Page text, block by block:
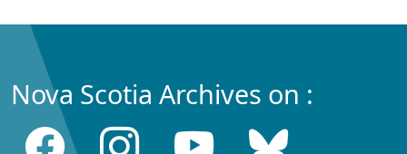
Nova Scotia Archives on :